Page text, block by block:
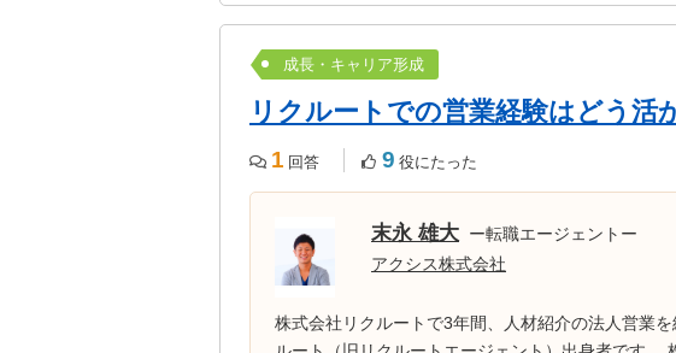
成長・キャリア形成
リクルートでの営業経験はどう活
1 回答 9 役にたった
末永 雄大 ー転職エージェントー
アクシス株式会社
株式会社リクルートで3年間、人材紹介の法人営業